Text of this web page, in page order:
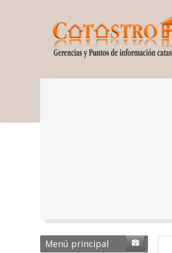
Menú principal